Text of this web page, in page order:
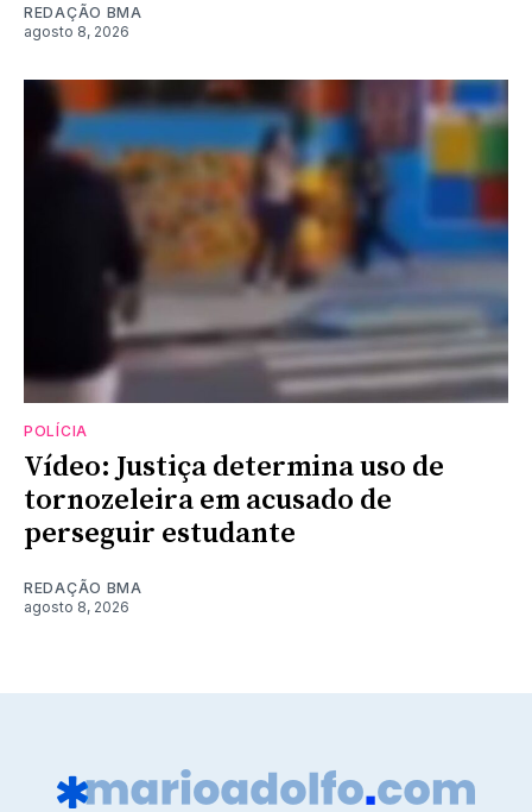
REDAÇÃO BMA
agosto 8, 2026
POLÍCIA
Vídeo: Justiça determina uso de
tornozeleira em acusado de
perseguir estudante
REDAÇÃO BMA
agosto 8, 2026